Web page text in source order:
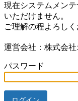
現在システムメン
いただけません。
ご理解の程よろしく
運営会社：株式会
パスワード